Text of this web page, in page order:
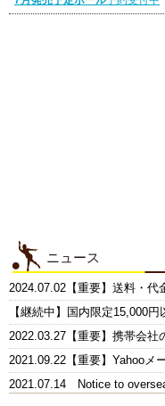
ニュース
2024.07.02【重要】送料・代
【継続中】国内限定15,000
2022.03.27【重要】携帯会
2021.09.22【重要】Yahooメ
2021.07.14 Notice to